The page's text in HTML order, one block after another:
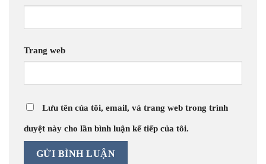
Trang web
Lưu tên của tôi, email, và trang web trong trình
duyệt này cho lần bình luận kế tiếp của tôi.